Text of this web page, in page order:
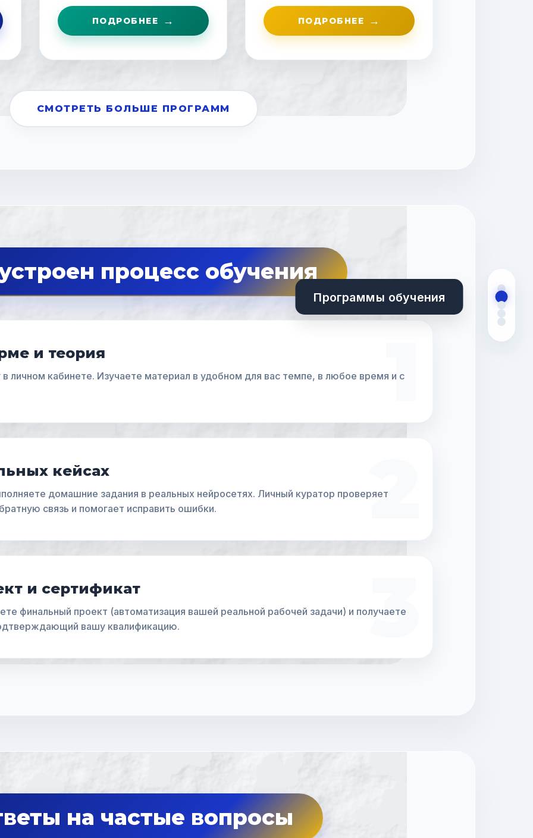
Программы обучения
ПОДРОБНЕЕ → ПОДРОБНЕЕ →
СМОТРЕТЬ БОЛЬШЕ ПРОГРАММ
процесс обучения
1
и теория
личном кабинете. Изучаете материал в удобном для вас темпе, в любое время и с
2
кейсах
домашние задания в реальных нейросетях. Личный куратор проверяет
связь и помогает исправить ошибки.
3
и сертификат
финальный проект (автоматизация вашей реальной рабочей задачи) и получаете
вашу квалификацию.
на частые вопросы